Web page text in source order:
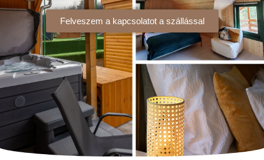
Felveszem a kapcsolatot a szállással